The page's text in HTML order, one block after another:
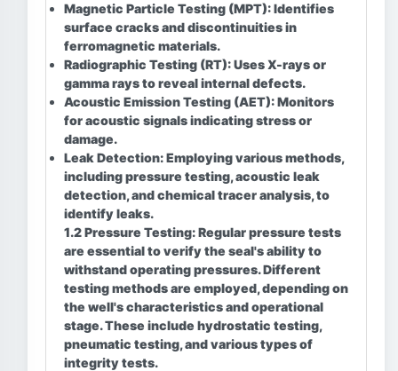
Magnetic Particle Testing (MPT):Identifies
surface cracks and discontinuities in
ferromagnetic materials.
Radiographic Testing (RT):Uses X-rays or
gamma rays to reveal internal defects.
Acoustic Emission Testing (AET):Monitors
for acoustic signals indicating stress or
damage.
Leak Detection:Employing various methods,
including pressure testing, acoustic leak
detection, and chemical tracer analysis, to
identify leaks.
1.2 Pressure Testing:Regular pressure tests
are essential to verify the seal's ability to
withstand operating pressures. Different
testing methods are employed, depending on
the well's characteristics and operational
stage. These include hydrostatic testing,
pneumatic testing, and various types of
integrity tests.